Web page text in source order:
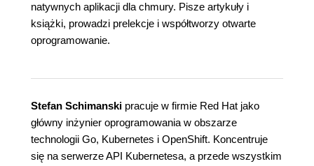
natywnych aplikacji dla chmury. Pisze artykuły i
książki, prowadzi prelekcje i współtworzy otwarte
oprogramowanie.
Stefan Schimanski pracuje w firmie Red Hat jako
główny inżynier oprogramowania w obszarze
technologii Go, Kubernetes i OpenShift. Koncentruje
się na serwerze API Kubernetesa, a przede wszystkim